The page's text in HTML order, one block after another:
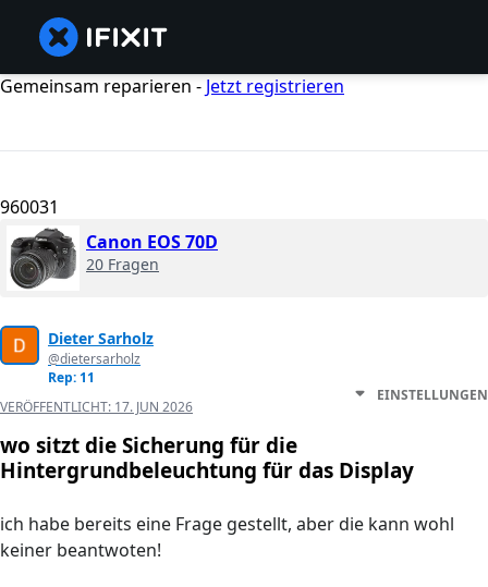
Gemeinsam reparieren - Jetzt registrieren
960031
Canon EOS 70D
20 Fragen
Dieter Sarholz
@dietersarholz
Rep: 11
VERÖFFENTLICHT: 17. JUN 2026
EINSTELLUNGEN
wo sitzt die Sicherung für die
Hintergrundbeleuchtung für das Display
ich habe bereits eine Frage gestellt, aber die kann wohl
keiner beantwoten!